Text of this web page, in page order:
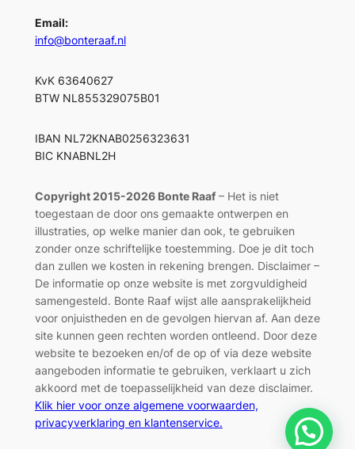
Email:
info@bonteraaf.nl
KvK 63640627
BTW NL855329075B01
IBAN NL72KNAB0256323631
BIC KNABNL2H
Copyright 2015-2026 Bonte Raaf– Het is niet
toegestaan de door ons gemaakte ontwerpen en
illustraties, op welke manier dan ook, te gebruiken
zonder onze schriftelijke toestemming. Doe je dit toch
dan zullen we kosten in rekening brengen. Disclaimer –
De informatie op onze website is met zorgvuldigheid
samengesteld. Bonte Raaf wijst alle aansprakelijkheid
voor onjuistheden en de gevolgen hiervan af. Aan deze
site kunnen geen rechten worden ontleend. Door deze
website te bezoeken en/of de op of via deze website
aangeboden informatie te gebruiken, verklaart u zich
akkoord met de toepasselijkheid van deze disclaimer.
Klik hier voor onze algemene voorwaarden,
privacyverklaring en klantenservice.